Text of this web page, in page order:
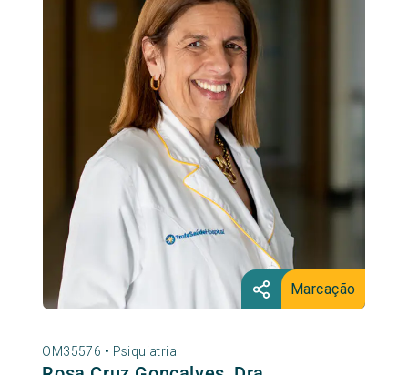
Marcação
OM35576 • Psiquiatria